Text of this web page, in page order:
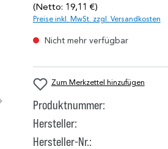
(Netto: 19,11 €)
Preise inkl. MwSt. zzgl. Versandkosten
Nicht mehr verfügbar
Zum Merkzettel hinzufügen
Produktnummer:
Hersteller:
Hersteller-Nr.: